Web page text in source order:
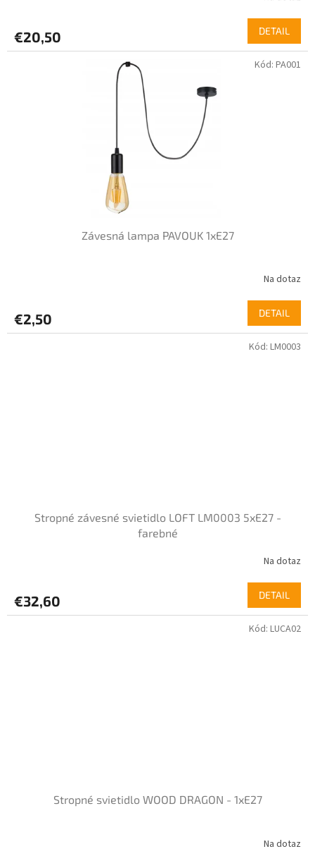
€20,50 DETAIL
Závesná lampa PAVOUK 1xE27
Na dotaz
€2,50 DETAIL
Kód: PA001
Stropné závesné svietidlo LOFT LM0003 5xE27 -
farebné
Na dotaz
€32,60 DETAIL
Kód: LM0003
Stropné svietidlo WOOD DRAGON - 1xE27
Na dotaz
Kód: LUCA02